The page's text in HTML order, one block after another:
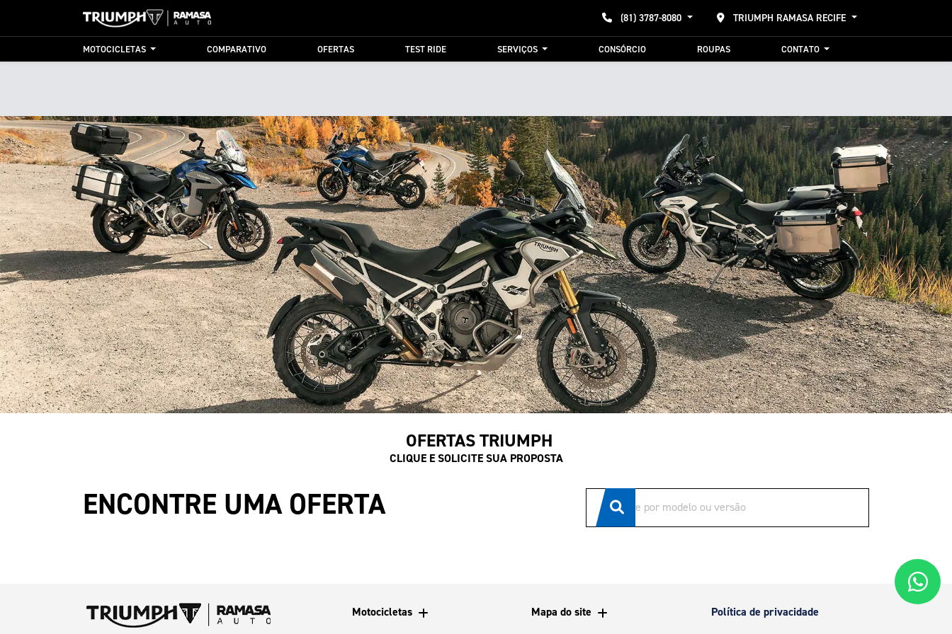
(81) 3787-8080 TRIUMPH RAMASA RECIFE
MOTOCICLETAS COMPARATIVO OFERTAS TEST RIDE SERVIÇOS CONSÓRCIO ROUPAS CONTATO
OFERTAS TRIUMPH
CLIQUE E SOLICITE SUA PROPOSTA
ENCONTRE UMA OFERTA
Motocicletas Mapa do site Política de privacidade